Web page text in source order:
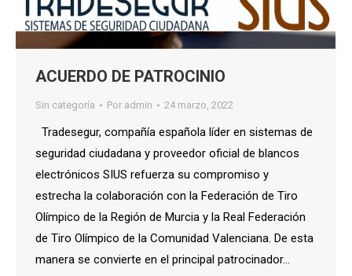
ACUERDO DE PATROCINIO
Sin categoría Por admin 24 marzo, 2022
Tradesegur, compañía española líder en sistemas de
seguridad ciudadana y proveedor oficial de blancos
electrónicos SIUS refuerza su compromiso y
estrecha la colaboración con la Federación de Tiro
Olímpico de la Región de Murcia y la Real Federación
de Tiro Olímpico de la Comunidad Valenciana. De esta
manera se convierte en el principal patrocinador…